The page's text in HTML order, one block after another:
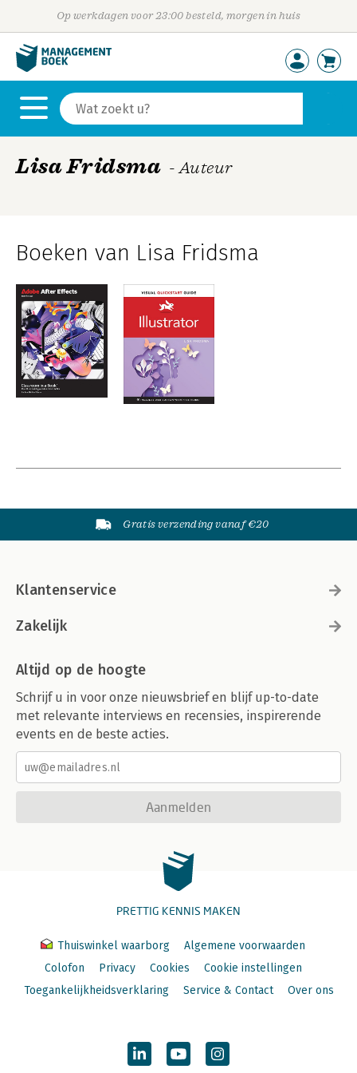
Op werkdagen voor 23:00 besteld, morgen in huis
Lisa Fridsma - Auteur
Boeken van Lisa Fridsma
Gratis verzending vanaf €20
Klantenservice
Zakelijk
Altijd op de hoogte
Schrijf u in voor onze nieuwsbrief en blijf up-to-date
met relevante interviews en recensies, inspirerende
events en de beste acties.
Aanmelden
PRETTIG KENNIS MAKEN
Thuiswinkel waarborg
Algemene voorwaarden
Colofon
Privacy Cookies
Cookie instellingen
Toegankelijkheidsverklaring
Service & Contact Over ons